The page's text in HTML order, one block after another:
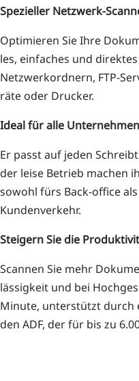
Spe­zi­el­ler Netzwerk-
Opti­mie­ren Sie Ihre
les, ein­fa­ches und
Netz­werk­ord­nern, FTP-
rä­te oder Drucker.
Ide­al für alle Unternehmen
Er passt auf jeden
der lei­se Betrieb machen
sowohl fürs Back-office
Kundenverkehr.
Stei­gern Sie die
Scan­nen Sie mehr
läs­sig­keit und bei
Minu­te, unter­stützt durch
den ADF, der für bis zu